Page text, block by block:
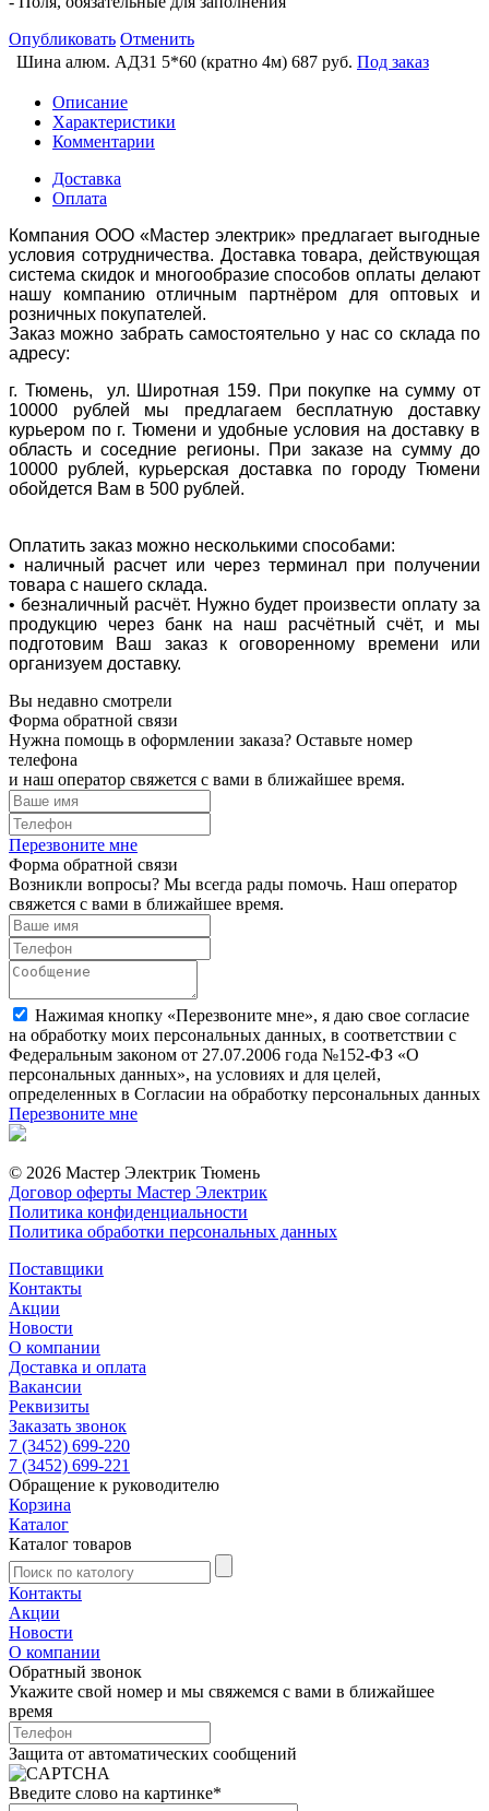
Опубликовать Отменить
Шина алюм. АД31 5*60 (кратно 4м) 687 руб. Под заказ
Описание
Характеристики
Комментарии
Доставка
Оплата
Компания ООО «Мастер электрик» предлагает выгодные
условия сотрудничества. Доставка товара, действующая
система скидок и многообразие способов оплаты делают
нашу компанию отличным партнёром для оптовых и
розничных покупателей.
Заказ можно забрать самостоятельно у нас со склада по
адресу:
г. Тюмень, ул. Широтная 159. При покупке на сумму от
10000 рублей мы предлагаем бесплатную доставку
курьером по г. Тюмени и удобные условия на доставку в
область и соседние регионы. При заказе на сумму до
10000 рублей, курьерская доставка по городу Тюмени
обойдется Вам в 500 рублей.
Оплатить заказ можно несколькими способами:
• наличный расчет или через терминал при получении
товара с нашего склада.
• безналичный расчёт. Нужно будет произвести оплату за
продукцию через банк на наш расчётный счёт, и мы
подготовим Ваш заказ к оговоренному времени или
организуем доставку.
Вы недавно смотрели
Форма обратной связи
Нужна помощь в оформлении заказа? Оставьте номер
телефона
и наш оператор свяжется с вами в ближайшее время.
Перезвоните мне
Форма обратной связи
Возникли вопросы? Мы всегда рады помочь. Наш оператор
свяжется с вами в ближайшее время.
Нажимая кнопку «Перезвоните мне», я даю свое согласие
на обработку моих персональных данных, в соответствии с
Федеральным законом от 27.07.2006 года №152-ФЗ «О
персональных данных», на условиях и для целей,
определенных в Согласии на обработку персональных данных
Перезвоните мне
© 2026 Мастер Электрик Тюмень
Договор оферты Мастер Электрик
Политика конфиденциальности
Политика обработки персональных данных
Поставщики
Контакты
Акции
Новости
О компании
Доставка и оплата
Вакансии
Реквизиты
Заказать звонок
7 (3452) 699-220
7 (3452) 699-221
Обращение к руководителю
Корзина
Каталог
Каталог товаров
Контакты
Акции
Новости
О компании
Обратный звонок
Укажите свой номер и мы свяжемся с вами в ближайшее
время
Защита от автоматических сообщений
Введите слово на картинке*